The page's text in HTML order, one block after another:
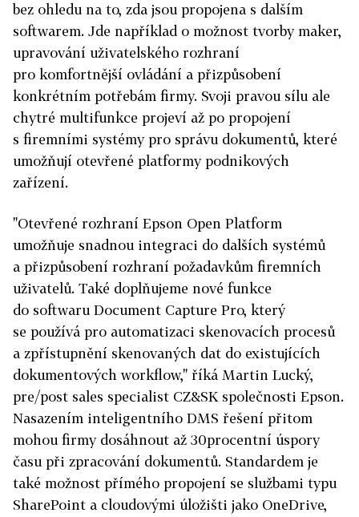
bez ohledu na to, zda jsou propojena s dalším
softwarem. Jde například o možnost tvorby maker,
upravování uživatelského rozhraní
pro komfortnější ovládání a přizpůsobení
konkrétním potřebám firmy. Svoji pravou sílu ale
chytré multifunkce projeví až po propojení
s firemními systémy pro správu dokumentů, které
umožňují otevřené platformy podnikových
zařízení.
"Otevřené rozhraní Epson Open Platform
umožňuje snadnou integraci do dalších systémů
a přizpůsobení rozhraní požadavkům firemních
uživatelů. Také doplňujeme nové funkce
do softwaru Document Capture Pro, který
se používá pro automatizaci skenovacích procesů
a zpřístupnění skenovaných dat do existujících
dokumentových workflow," říká Martin Lucký,
pre/post sales specialist CZ&SK společnosti Epson.
Nasazením inteligentního DMS řešení přitom
mohou firmy dosáhnout až 30procentní úspory
času při zpracování dokumentů. Standardem je
také možnost přímého propojení se službami typu
SharePoint a cloudovými úložišti jako OneDrive,